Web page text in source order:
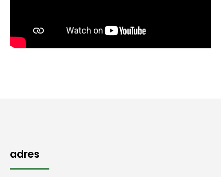
adres